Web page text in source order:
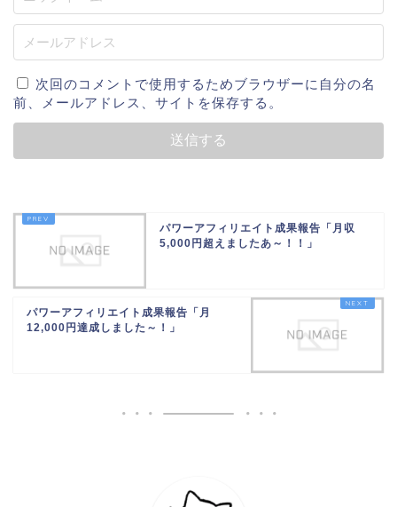
次回のコメントで使用するためブラウザーに自分の名
前、メールアドレス、サイトを保存する。
パワーアフィリエイト成果報告「月収
5,000円超えましたあ～！！」
パワーアフィリエイト成果報告「月
12,000円達成しました～！」